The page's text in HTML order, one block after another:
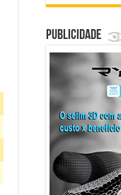
Publicidade